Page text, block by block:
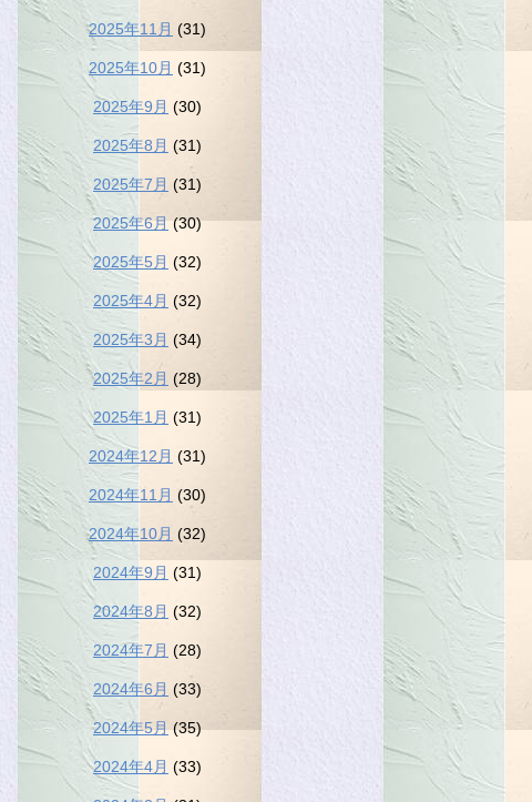
2025年11月 (31)
2025年10月 (31)
2025年9月 (30)
2025年8月 (31)
2025年7月 (31)
2025年6月 (30)
2025年5月 (32)
2025年4月 (32)
2025年3月 (34)
2025年2月 (28)
2025年1月 (31)
2024年12月 (31)
2024年11月 (30)
2024年10月 (32)
2024年9月 (31)
2024年8月 (32)
2024年7月 (28)
2024年6月 (33)
2024年5月 (35)
2024年4月 (33)